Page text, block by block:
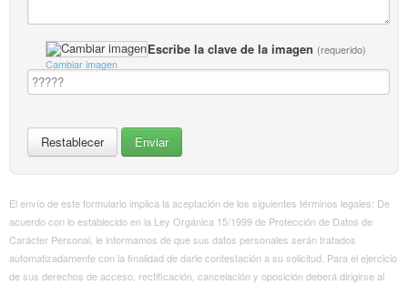
Escribe la clave de la imagen (requerido)
Cambiar imagen
El envío de este formulario implica la aceptación de los siguientes términos legales: De
acuerdo con lo establecido en la Ley Orgánica 15/1999 de Protección de Datos de
Carácter Personal, le informamos de que sus datos personales serán tratados
automatizadamente con la finalidad de darle contestación a su solicitud. Para el ejercicio
de sus derechos de acceso, rectificación, cancelación y oposición deberá dirigirse al